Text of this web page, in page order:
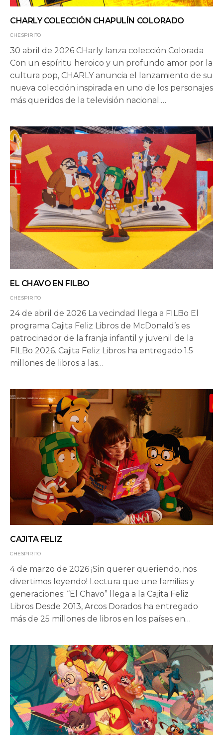
CHARLY COLECCIÓN CHAPULÍN COLORADO
CHESPIRITO
30 abril de 2026 CHarly lanza colección Colorada
Con un espíritu heroico y un profundo amor por la
cultura pop, CHARLY anuncia el lanzamiento de su
nueva colección inspirada en uno de los personajes
más queridos de la televisión nacional:…
EL CHAVO EN FILBO
CHESPIRITO
24 de abril de 2026 La vecindad llega a FILBo El
programa Cajita Feliz Libros de McDonald’s es
patrocinador de la franja infantil y juvenil de la
FILBo 2026. Cajita Feliz Libros ha entregado 1.5
millones de libros a las…
CAJITA FELIZ
CHESPIRITO
4 de marzo de 2026 ¡Sin querer queriendo, nos
divertimos leyendo! Lectura que une familias y
generaciones: “El Chavo” llega a la Cajita Feliz
Libros Desde 2013, Arcos Dorados ha entregado
más de 25 millones de libros en los países en…